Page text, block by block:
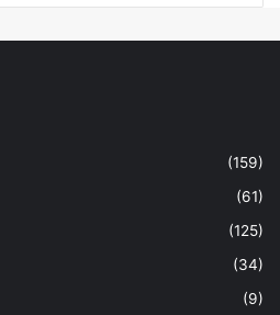
(159)
(61)
(125)
(34)
(9)